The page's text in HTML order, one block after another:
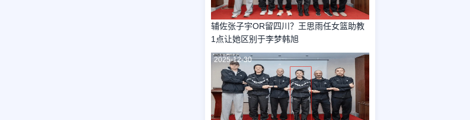
辅佐张子宇OR留四川？王思雨任女篮助教
1点让她区别于李梦韩旭
2025-12-30